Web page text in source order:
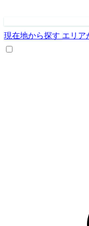
現在地から探す エリア